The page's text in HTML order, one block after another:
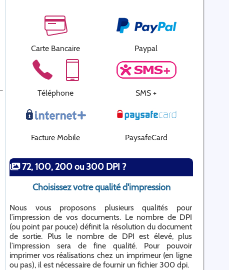
Carte Bancaire Paypal
Téléphone SMS +
Facture Mobile PaysafeCard
72, 100, 200 ou 300 DPI ?
Choisissez votre qualité d'impression
Nous vous proposons plusieurs qualités pour
l’impression de vos documents. Le nombre de DPI
(ou point par pouce) définit la résolution du document
de sortie. Plus le nombre de DPI est élevé, plus
l’impression sera de fine qualité. Pour pouvoir
imprimer vos réalisations chez un imprimeur (en ligne
ou pas), il est nécessaire de fournir un fichier 300 dpi.